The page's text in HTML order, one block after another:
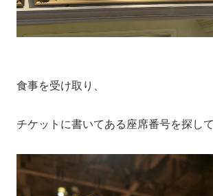
食事を受け取り、
チケットに書いてある座席番号を探して